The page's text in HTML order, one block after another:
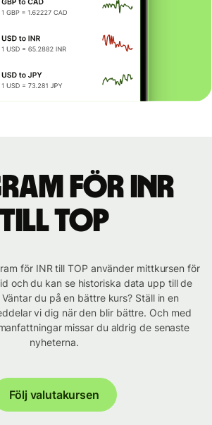
för INR
till TOP
för INR till TOP använder mittkursen för
och du kan se historiska data upp till de
du på en bättre kurs? Ställ in en
vi dig när den blir bättre. Och med
missar du aldrig de senaste
nyheterna.
Följ valutakursen